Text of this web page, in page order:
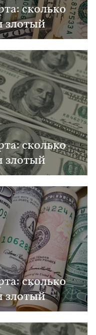
сколько
злотый
сколько
злотый
сколько
злотый